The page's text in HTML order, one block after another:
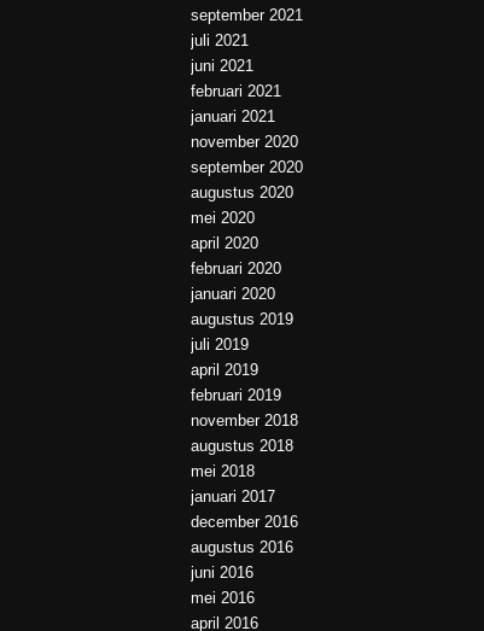
september 2021
juli 2021
juni 2021
februari 2021
januari 2021
november 2020
september 2020
augustus 2020
mei 2020
april 2020
februari 2020
januari 2020
augustus 2019
juli 2019
april 2019
februari 2019
november 2018
augustus 2018
mei 2018
januari 2017
december 2016
augustus 2016
juni 2016
mei 2016
april 2016